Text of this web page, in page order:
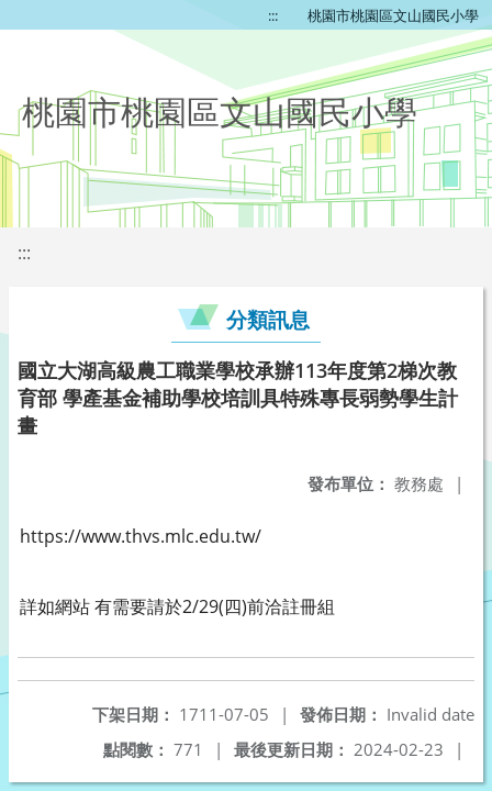
::: 桃園市桃園區文山國民小學
桃園市桃園區文山國民小學
:::
分類訊息
國立大湖高級農工職業學校承辦113年度第2梯次教
育部 學產基金補助學校培訓具特殊專長弱勢學生計
畫
發布單位： 教務處 |
https://www.thvs.mlc.edu.tw/
詳如網站 有需要請於2/29(四)前洽註冊組
發佈日期： Invalid date
下架日期： 1711-07-05
|
最後更新日期： 2024-02-23 |
點閱數： 771 |